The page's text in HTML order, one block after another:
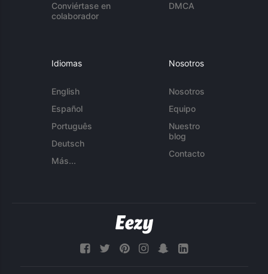
Conviértase en
colaborador
DMCA
Idiomas
English
Español
Português
Deutsch
Más...
Nosotros
Nosotros
Equipo
Nuestro
blog
Contacto